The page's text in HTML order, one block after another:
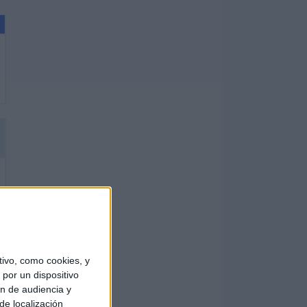
como cookies, y
un dispositivo
de audiencia y
localización